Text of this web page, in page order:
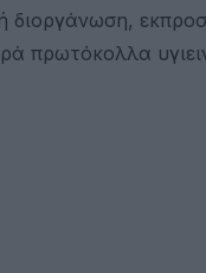
διοργάνωση,
πρωτόκολλα